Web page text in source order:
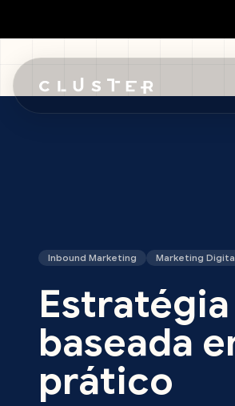
Inbound Marketing Marketing
baseada
prático